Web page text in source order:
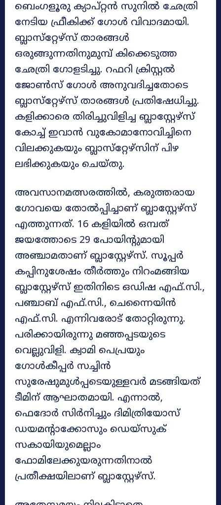
ബെംഗളൂരു ക്യാപ്റ്റൻ സുനിൽ ഛേത്രി
നേടിയ ഫ്രീകിക്ക് ഗോൾ വിവാദമായി.
ബ്ലാസ്‌റ്റേഴ്‌സ് താരങ്ങൾ
ഒരുങ്ങുന്നതിനുമുമ്പ് കിക്കെടുത്ത
ഛേത്രി ഗോളടിച്ചു. റഫറി ക്രിസ്റ്റൽ
ജോൺസ് ഗോൾ അനുവദിച്ചതോടെ
ബ്ലാസ്‌റ്റേഴ്‌സ് താരങ്ങൾ പ്രതിഷേധിച്ചു.
കളിക്കാരെ തിരിച്ചുവിളിച്ച ബ്ലാസ്റ്റേഴ്‌സ്
കോച്ച് ഇവാൻ വുകോമാനോവിച്ചിനെ
വിലക്കുകയും ബ്ലാസ്‌റ്റേഴ്‌സിന് പിഴ
ലഭിക്കുകയും ചെയ്തു.
അവസാനമത്സരത്തിൽ, കരുത്തരായ
ഗോവയെ തോൽപ്പിച്ചാണ് ബ്ലാസ്റ്റേഴ്‌സ്
എത്തുന്നത്. 16 കളിയിൽ ഒമ്പത്
ജയത്തോടെ 29 പോയിന്റുമായി
അഞ്ചാമതാണ് ബ്ലാസ്റ്റേഴ്‌സ്. സൂപ്പർ
കപ്പിനുശേഷം തീർത്തും നിറംമങ്ങിയ
ബ്ലാസ്റ്റേഴ്‌സ് ഇതിനിടെ ഒഡിഷ എഫ്.സി.,
പഞ്ചാബ് എഫ്.സി., ചെന്നൈയിൻ
എഫ്.സി. എന്നിവരോട് തോറ്റിരുന്നു.
പരിക്കായിരുന്നു മഞ്ഞപ്പടയുടെ
വെല്ലുവിളി. ക്വാമി പെപ്രയും
ഗോൾകീപ്പർ സച്ചിൻ
സുരേഷുമുൾപ്പടെയുള്ളവർ മടങ്ങിയത്
ടീമിന് ആഘാതമായി. എന്നാൽ,
ഫെദോർ സിർനിച്ചും ദിമിത്രിയോസ്
ഡയമന്റാക്കോസും ഡെയ്‌സുക്
സകായിയുമെല്ലാം
ഫോമിലേക്കുയരുന്നതിനാൽ
പ്രതീക്ഷയിലാണ് ബ്ലാസ്റ്റേഴ്‌സ്.